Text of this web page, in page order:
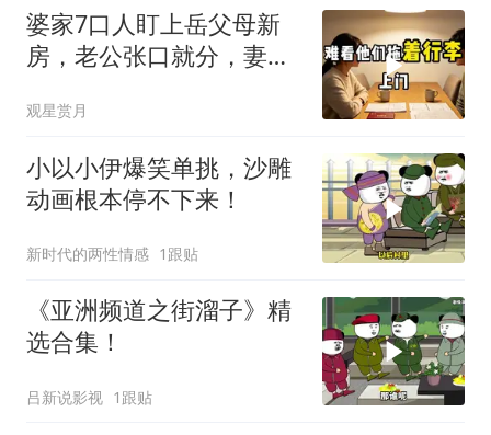
婆家7口人盯上岳父母新
房，老公张口就分，妻子
观星赏月
小以小伊爆笑单挑，沙雕
动画根本停不下来！
新时代的两性情感 1跟贴
《亚洲频道之街溜子》精
选合集！
吕新说影视 1跟贴